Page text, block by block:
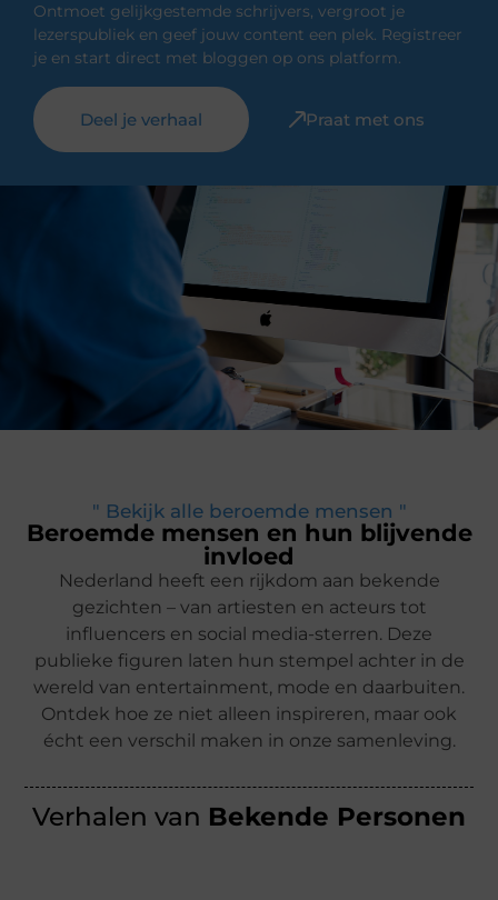
Ontmoet gelijkgestemde schrijvers, vergroot je
lezerspubliek en geef jouw content een plek. Registreer
je en start direct met bloggen op ons platform.
Deel je verhaal Praat met ons
" Bekijk alle beroemde mensen "
Beroemde mensen en hun blijvende
invloed
Nederland heeft een rijkdom aan bekende
gezichten – van artiesten en acteurs tot
influencers en social media-sterren. Deze
publieke figuren laten hun stempel achter in de
wereld van entertainment, mode en daarbuiten.
Ontdek hoe ze niet alleen inspireren, maar ook
écht een verschil maken in onze samenleving.
Verhalen van Bekende Personen